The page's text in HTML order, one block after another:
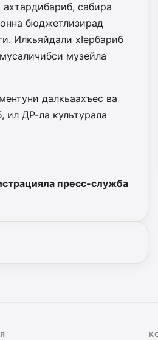
сабира
бюджетлизирад
Илкьяйдали хIербариб
музейла
далкьаахъес ва
ил ДР-ла культурала
пресс-служба